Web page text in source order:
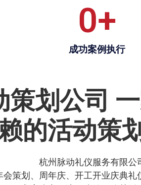
0+
成功案例执行
策划公司
的活动策
杭州脉动礼仪服务有限公
策划、周年庆、开工开业庆典礼